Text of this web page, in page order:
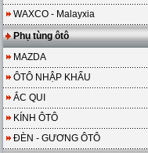
WAXCO - Malayxia
Phụ tùng ôtô
MAZDA
ÔTÔ NHẬP KHẨU
ẮC QUI
KÍNH ÔTÔ
ĐÈN - GƯƠNG ÔTÔ